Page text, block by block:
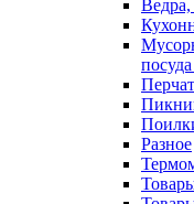
Ведра,
Разное